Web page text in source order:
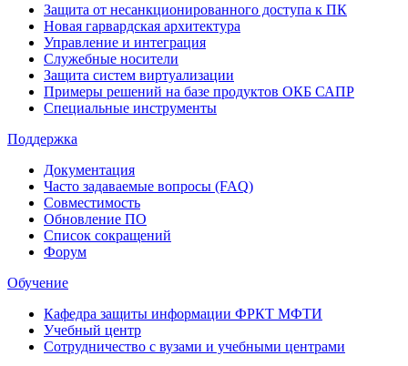
Защита от несанкционированного доступа к ПК
Новая гарвардская архитектура
Управление и интеграция
Служебные носители
Защита систем виртуализации
Примеры решений на базе продуктов ОКБ САПР
Специальные инструменты
Поддержка
Документация
Часто задаваемые вопросы (FAQ)
Совместимость
Обновление ПО
Список сокращений
Форум
Обучение
Кафедра защиты информации ФРКТ МФТИ
Учебный центр
Сотрудничество с вузами и учебными центрами